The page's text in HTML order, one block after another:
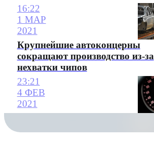
16:22
1 МАР
2021
Крупнейшие автоконцерны
сокращают производство из-за
нехватки чипов
23:21
4 ФЕВ
2021